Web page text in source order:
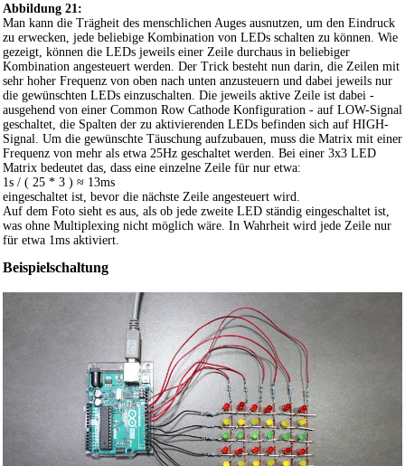
Abbildung 21:
Man kann die Trägheit des menschlichen Auges ausnutzen, um den Eindruck
zu erwecken, jede beliebige Kombination von LEDs schalten zu können. Wie
gezeigt, können die LEDs jeweils einer Zeile durchaus in beliebiger
Kombination angesteuert werden. Der Trick besteht nun darin, die Zeilen mit
sehr hoher Frequenz von oben nach unten anzusteuern und dabei jeweils nur
die gewünschten LEDs einzuschalten. Die jeweils aktive Zeile ist dabei -
ausgehend von einer Common Row Cathode Konfiguration - auf LOW-Signal
geschaltet, die Spalten der zu aktivierenden LEDs befinden sich auf HIGH-
Signal. Um die gewünschte Täuschung aufzubauen, muss die Matrix mit einer
Frequenz von mehr als etwa 25Hz geschaltet werden. Bei einer 3x3 LED
Matrix bedeutet das, dass eine einzelne Zeile für nur etwa:
1s / ( 25 * 3 ) ≈ 13ms
eingeschaltet ist, bevor die nächste Zeile angesteuert wird.
Auf dem Foto sieht es aus, als ob jede zweite LED ständig eingeschaltet ist,
was ohne Multiplexing nicht möglich wäre. In Wahrheit wird jede Zeile nur
für etwa 1ms aktiviert.
Beispielschaltung